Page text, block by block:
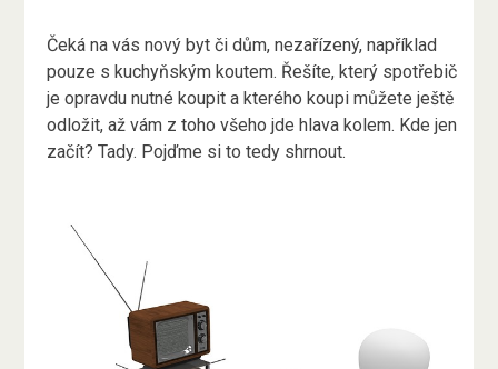
Čeká na vás nový byt či dům, nezařízený, například
pouze s kuchyňským koutem. Řešíte, který spotřebič
je opravdu nutné koupit a kterého koupi můžete ještě
odložit, až vám z toho všeho jde hlava kolem. Kde jen
začít? Tady. Pojďme si to tedy shrnout.